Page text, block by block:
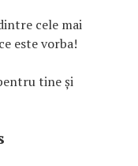
cele mai
este vorba!
tine și